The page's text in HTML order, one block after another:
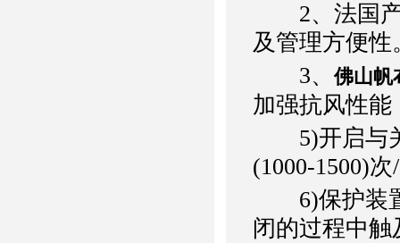
2、法国产
及管理方便性
3、 佛山帆
加强抗风性
5)开启与关
(1000-1500)次
6)保护装置
闭的过程中